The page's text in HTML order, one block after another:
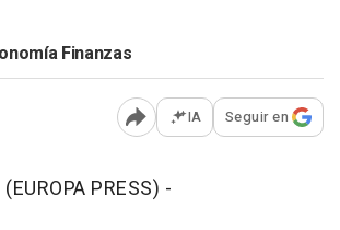
Finanzas
Abrir opciones para
IA Seguir en
PRESS) -